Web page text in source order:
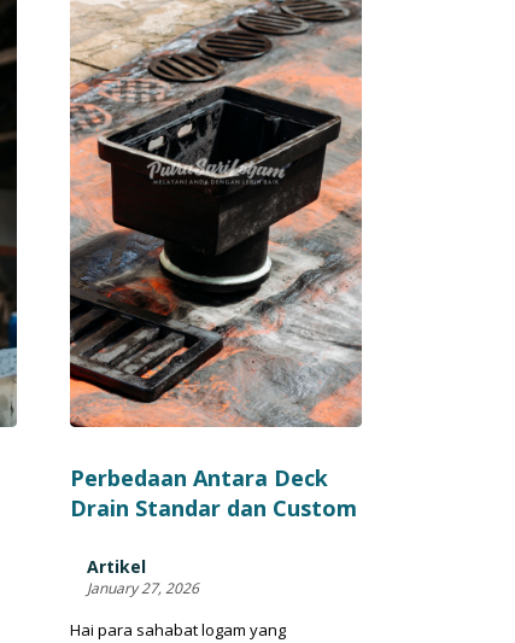
Perbedaan Antara Deck
Drain Standar dan Custom
Artikel
January 27, 2026
Hai para sahabat logam yang